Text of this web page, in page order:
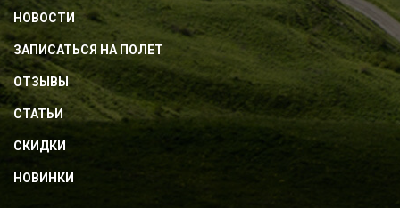
НОВОСТИ
ЗАПИСАТЬСЯ НА ПОЛЕТ
ОТЗЫВЫ
СТАТЬИ
СКИДКИ
НОВИНКИ